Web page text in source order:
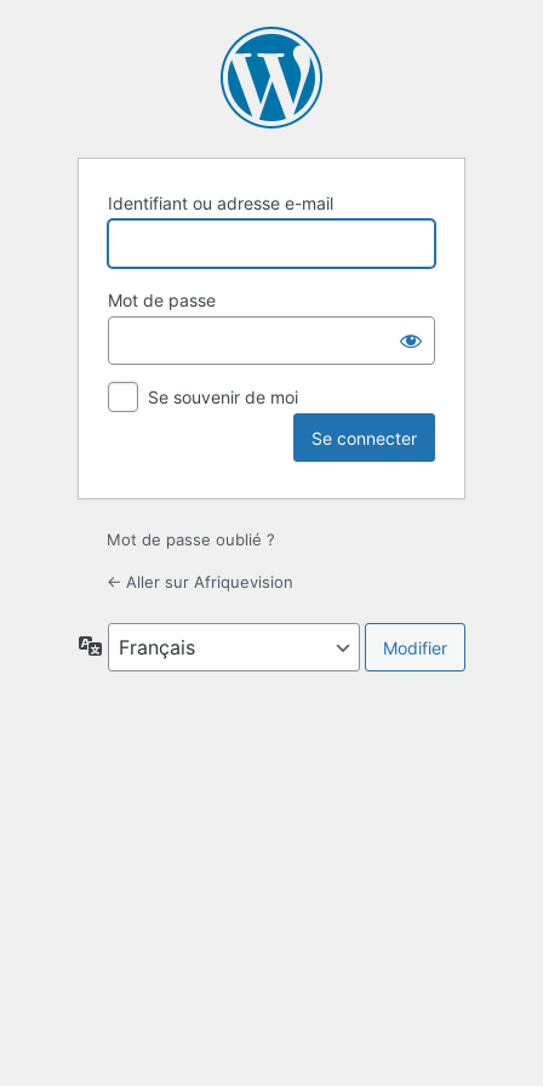
Identifiant ou adresse e-mail
Mot de passe
Se souvenir de moi
Mot de passe oublié ?
← Aller sur Afriquevision
Langue